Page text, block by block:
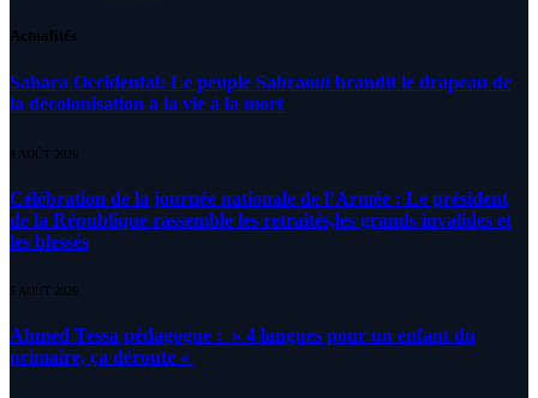
Actualités
Sahara Occidental: Le peuple Sahraoui brandit le drapeau de
la décolonisation à la vie à la mort
8 AOÛT 2026
Célébration de la journée nationale de l’Armée : Le président
de la République rassemble les retraités,les grands invalides et
les blessés
5 AOÛT 2026
Ahmed Tessa pédagogue : » 4 langues pour un enfant du
primaire, ça déroute «